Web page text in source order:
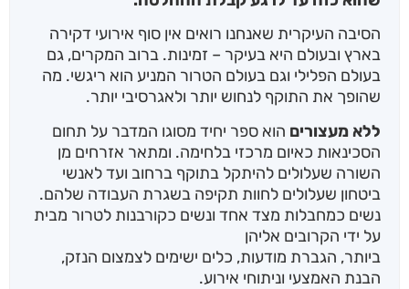
הסיבה העיקרית שאנחנו רואים אין סוף אירועי דקירה
בארץ ובעולם היא בעיקר – זמינות. ברוב המקרים, גם
בעולם הפלילי וגם בעולם הטרור המניע הוא ריגשי. מה
שהופך את התוקף לנחוש יותר ולאגרסיבי יותר.
ללא מעצורים הוא ספר יחיד מסוגו המדבר על תחום
הסכינאות כאיום מרכזי בלחימה. ומתאר אזרחים מן
השורה שעלולים להיתקל בתוקף ברחוב ועד לאנשי
ביטחון שעלולים לחוות תקיפה בשגרת העבודה שלהם.
נשים כמחבלות מצד אחד ונשים כקורבנות לטרור מבית
על ידי הקרובים אליהן
ביותר, הגברת מודעות, כלים ישימים לצמצום הנזק,
הבנת האמצעי וניתוחי אירוע.